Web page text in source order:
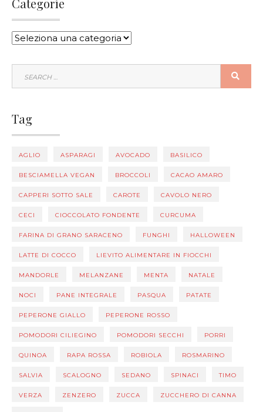
CATEGORIE
Tag
AGLIO ASPARAGI AVOCADO BASILICO
BESCIAMELLA VEGAN BROCCOLI CACAO AMARO
CAPPERI SOTTO SALE CAROTE CAVOLO NERO
CECI CIOCCOLATO FONDENTE CURCUMA
FARINA DI GRANO SARACENO FUNGHI HALLOWEEN
LATTE DI COCCO LIEVITO ALIMENTARE IN FIOCCHI
MANDORLE MELANZANE MENTA NATALE
NOCI PANE INTEGRALE PASQUA PATATE
PEPERONE GIALLO PEPERONE ROSSO
POMODORI CILIEGINO POMODORI SECCHI PORRI
QUINOA RAPA ROSSA ROBIOLA ROSMARINO
SALVIA SCALOGNO SEDANO SPINACI TIMO
VERZA ZENZERO ZUCCA ZUCCHERO DI CANNA